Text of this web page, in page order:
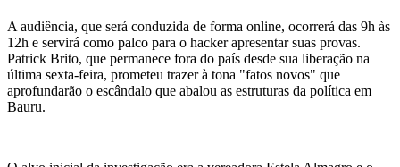
A audiência, que será conduzida de forma online, ocorrerá das 9h às
12h e servirá como palco para o hacker apresentar suas provas.
Patrick Brito, que permanece fora do país desde sua liberação na
última sexta-feira, prometeu trazer à tona "fatos novos" que
aprofundarão o escândalo que abalou as estruturas da política em
Bauru.